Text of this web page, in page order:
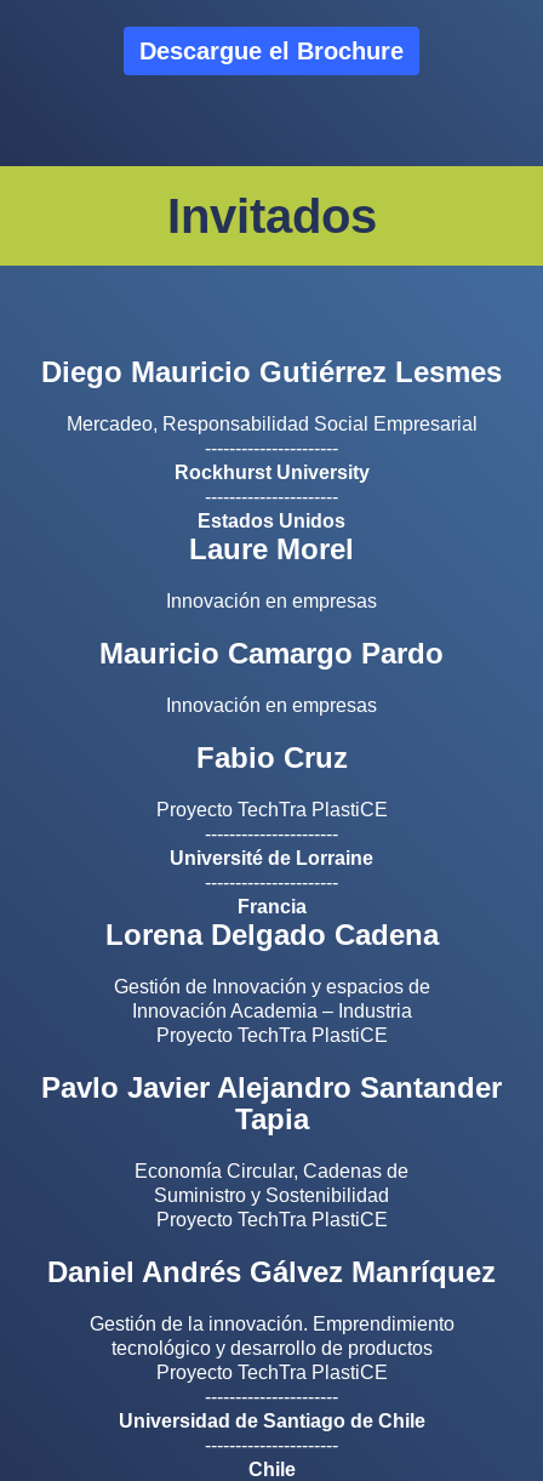
Descargue el Brochure
Invitados
Diego Mauricio Gutiérrez Lesmes
Mercadeo, Responsabilidad Social Empresarial
----------------------
Rockhurst University
----------------------
Estados Unidos
Laure Morel
Innovación en empresas
Mauricio Camargo Pardo
Innovación en empresas
Fabio Cruz
Proyecto TechTra PlastiCE
----------------------
Université de Lorraine
----------------------
Francia
Lorena Delgado Cadena
Gestión de Innovación y espacios de
Innovación Academia – Industria
Proyecto TechTra PlastiCE
Pavlo Javier Alejandro Santander
Tapia
Economía Circular​, Cadenas de
Suministro y Sostenibilidad
Proyecto TechTra PlastiCE
Daniel Andrés Gálvez Manríquez
Gestión de la innovación. Emprendimiento
tecnológico y desarrollo de productos
Proyecto TechTra PlastiCE
----------------------
Universidad de Santiago de Chile
----------------------
Chile